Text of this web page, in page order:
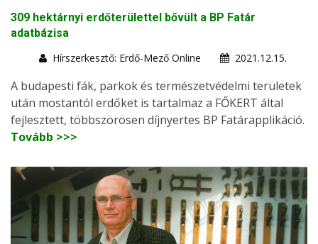
309 hektárnyi erdőterülettel bővült a BP Fatár
adatbázisa
Hírszerkesztő: Erdő-Mező Online
2021.12.15.
A budapesti fák, parkok és természetvédelmi területek
után mostantól erdőket is tartalmaz a FŐKERT által
fejlesztett, többszörösen díjnyertes BP Fatárapplikáció.
Tovább >>>